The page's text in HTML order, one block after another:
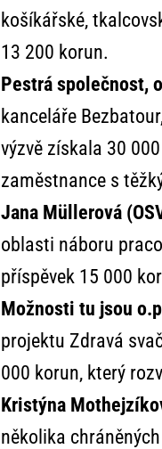
košíkářské,
13 200 korun.
Pestrá společnost,
kanceláře
výzvě získala 30
zaměstnance s
Jana Müllerová
oblasti náboru
příspěvek 15 000
Možnosti tu jsou
projektu Zdravá
000 korun, který
Kristýna
několika